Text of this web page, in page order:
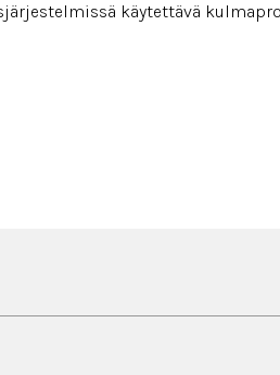
käytettävä